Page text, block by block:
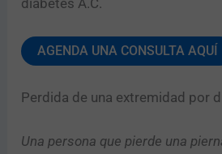
AGENDA UNA CONSULTA AQUÍ
Perdida de una extremidad por
Una persona que pierde una